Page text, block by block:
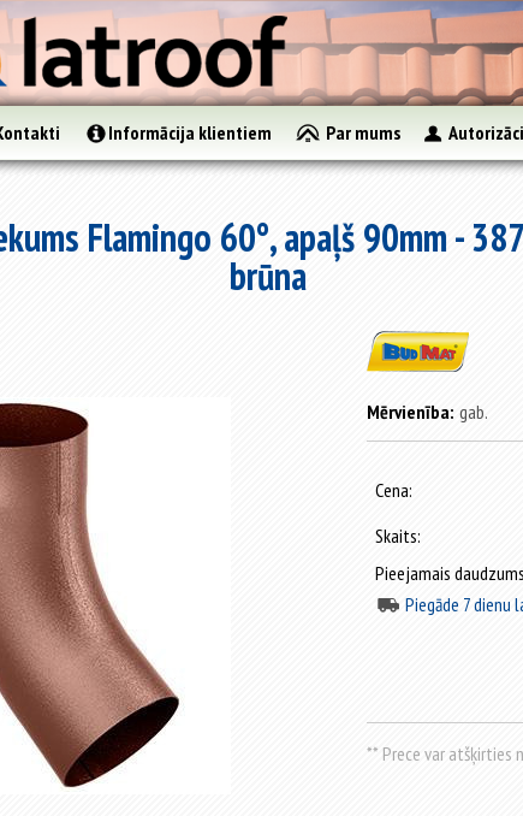
Informācija klientiem Par mums
Flamingo 60°, apaļš 90mm -
brūna
Mērvienība: gab.
Cena:
Skaits:
Pieejamais
Piegāde 7 dienu
** Prece var atšķirties